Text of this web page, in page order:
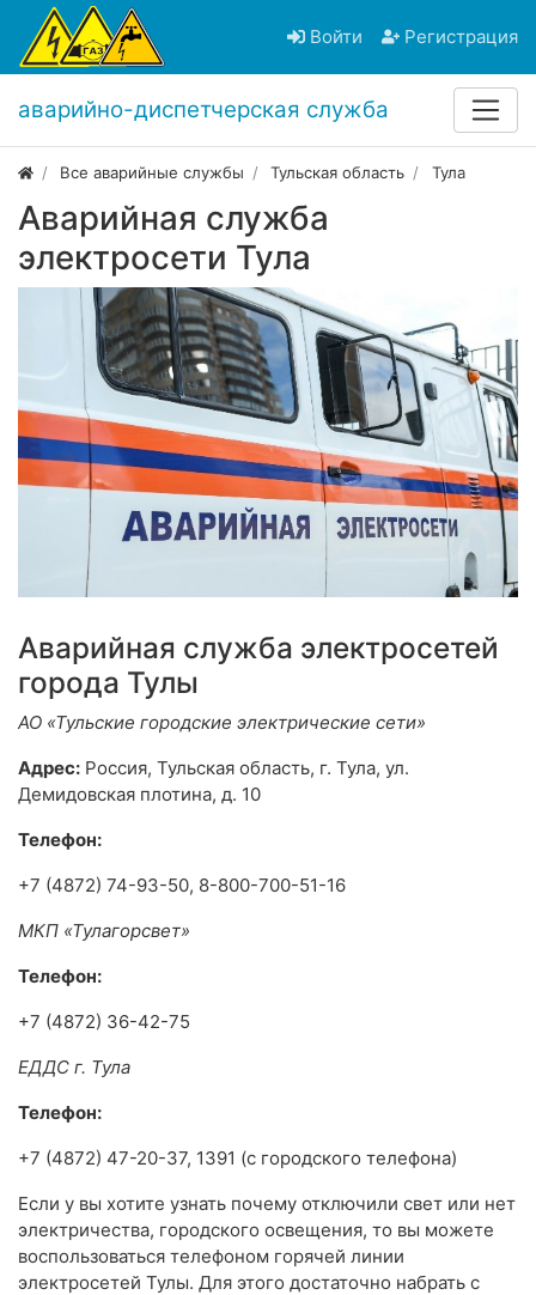
Войти Регистрация
аварийно-диспетчерская служба
Все аварийные службы Тульская область Тула
Аварийная служба
электросети Тула
Аварийная служба электросетей
города Тулы
АО «Тульские городские электрические сети»
Адрес: Россия, Тульская область, г. Тула, ул.
Демидовская плотина, д. 10
Телефон:
+7 (4872) 74-93-50, 8-800-700-51-16
МКП «Тулагорсвет»
Телефон:
+7 (4872) 36-42-75
ЕДДС г. Тула
Телефон:
+7 (4872) 47-20-37, 1391 (с городского телефона)
Если у вы хотите узнать почему отключили свет или нет
электричества, городского освещения, то вы можете
воспользоваться телефоном горячей линии
электросетей Тулы. Для этого достаточно набрать с